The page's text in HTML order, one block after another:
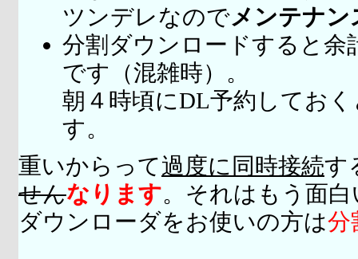
ツンデレなのでメンテナ
分割ダウンロードすると余
です（混雑時）。
朝４時頃にDL予約してお
す。
重いからって過度に同時接続す
せんなります。それはもう面
ダウンローダをお使いの方は分